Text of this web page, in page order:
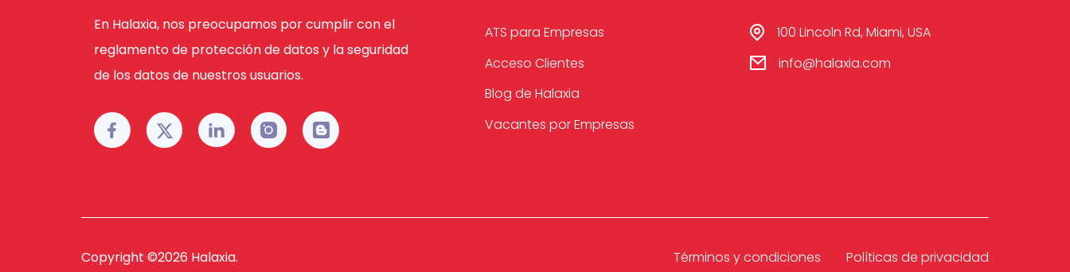
En Halaxia, nos preocupamos por cumplir con el
reglamento de protección de datos y la seguridad
de los datos de nuestros usuarios.
ATS para Empresas
Acceso Clientes
Blog de Halaxia
Vacantes por Empresas
100 Lincoln Rd, Miami, USA
info@halaxia.com
Copyright ©2026 Halaxia. Términos y condiciones Políticas de privacidad